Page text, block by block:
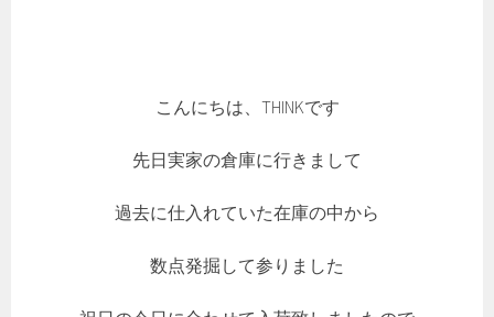
こんにちは、THINKです
先日実家の倉庫に行きまして
過去に仕入れていた在庫の中から
数点発掘して参りました